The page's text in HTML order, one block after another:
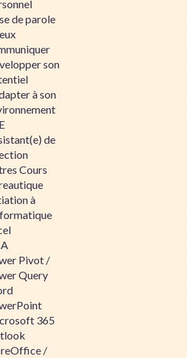
de parole
son
à son
de
Cours
à
Pivot /
Query
365
/